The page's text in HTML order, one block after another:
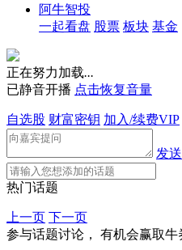
阿牛智投
一起看盘 股票 板块 基金
正在努力加载...
已静音开播 点击恢复音量
自选股 财富密钥 加入/续费VIP
发送
热门话题
上一页 下一页
参与话题讨论， 有机会赢取牛